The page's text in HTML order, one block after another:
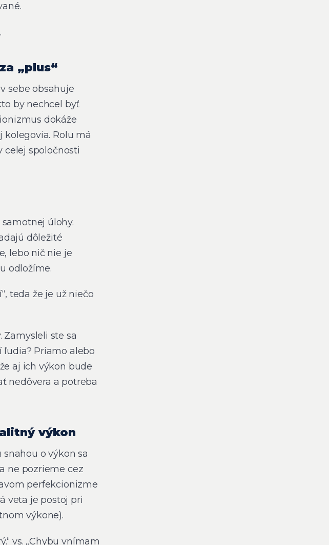
„plus“
sebe obsahuje
by nechcel byť
dokáže
Rolu má
celej spoločnosti
úlohy.
dôležité
lebo nič nie je
odložíme.
teda že je už niečo
ste sa
Priamo alebo
aj ich výkon bude
nedôvera a potreba
výkon
o výkon sa
ne pozrieme cez
perfekcionizme
veta je postoj pri
výkone).
vs. „Chybu vnímam